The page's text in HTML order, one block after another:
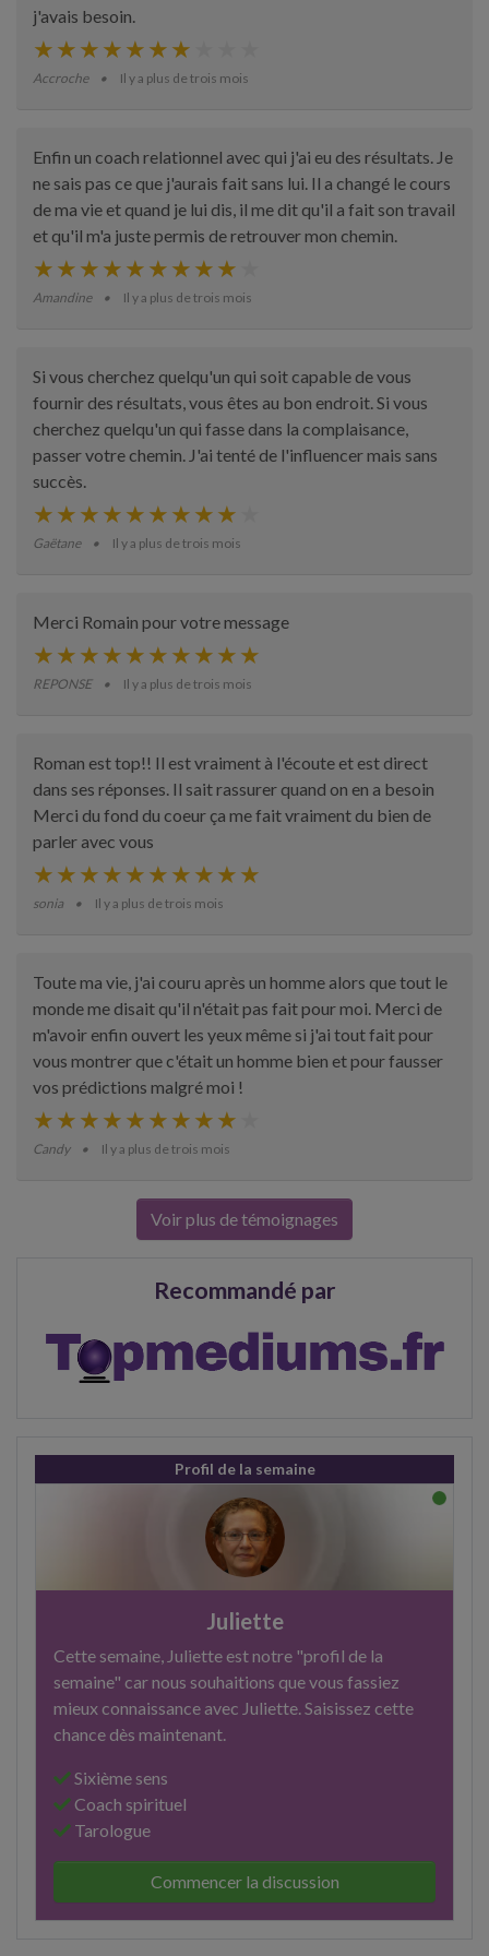
j'avais besoin.
Accroche Il y a plus de trois mois
Enfin un coach relationnel avec qui j'ai eu des résultats. Je
ne sais pas ce que j'aurais fait sans lui. Il a changé le cours
de ma vie et quand je lui dis, il me dit qu'il a fait son travail
et qu'il m'a juste permis de retrouver mon chemin.
Amandine Il y a plus de trois mois
Si vous cherchez quelqu'un qui soit capable de vous
fournir des résultats, vous êtes au bon endroit. Si vous
cherchez quelqu'un qui fasse dans la complaisance,
passer votre chemin. J'ai tenté de l'influencer mais sans
succès.
Gaëtane Il y a plus de trois mois
Merci Romain pour votre message
REPONSE Il y a plus de trois mois
Roman est top!! Il est vraiment à l'écoute et est direct
dans ses réponses. Il sait rassurer quand on en a besoin
Merci du fond du coeur ça me fait vraiment du bien de
parler avec vous
sonia Il y a plus de trois mois
Toute ma vie, j'ai couru après un homme alors que tout le
monde me disait qu'il n'était pas fait pour moi. Merci de
m'avoir enfin ouvert les yeux même si j'ai tout fait pour
vous montrer que c'était un homme bien et pour fausser
vos prédictions malgré moi !
Candy Il y a plus de trois mois
Voir plus de témoignages
Recommandé par
Profil de la semaine
Juliette
Cette semaine, Juliette est notre "profil de la
semaine" car nous souhaitions que vous fassiez
mieux connaissance avec Juliette. Saisissez cette
chance dès maintenant.
Sixième sens
Coach spirituel
Tarologue
Commencer la discussion